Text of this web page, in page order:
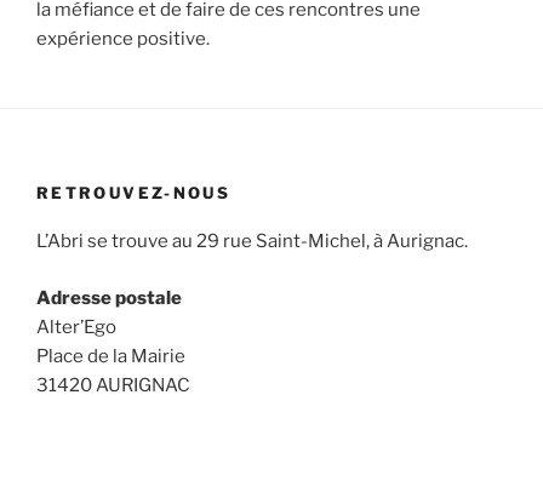
la méfiance et de faire de ces rencontres une
expérience positive.
RETROUVEZ-NOUS
L’Abri se trouve au 29 rue Saint-Michel, à Aurignac.
Adresse postale
Alter’Ego
Place de la Mairie
31420 AURIGNAC